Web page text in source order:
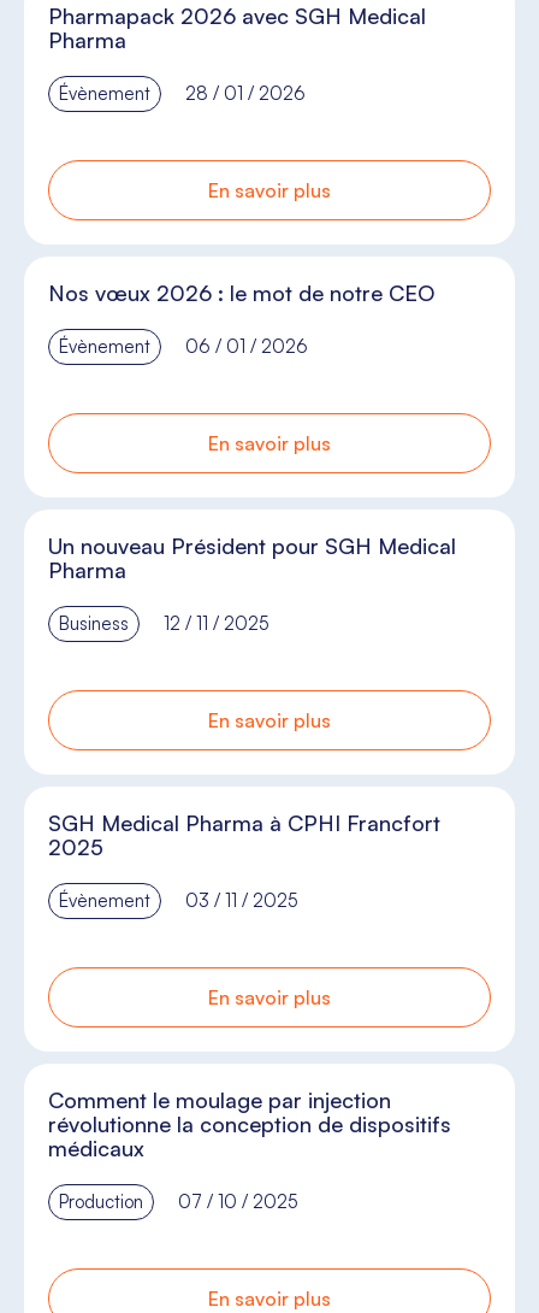
Pharmapack 2026 avec SGH Medical
Pharma
Évènement 28 / 01 / 2026
En savoir plus
Nos vœux 2026 : le mot de notre CEO
Évènement 06 / 01 / 2026
En savoir plus
Un nouveau Président pour SGH Medical
Pharma
Business 12 / 11 / 2025
En savoir plus
SGH Medical Pharma à CPHI Francfort
2025
Évènement 03 / 11 / 2025
En savoir plus
Comment le moulage par injection
révolutionne la conception de dispositifs
médicaux
Production 07 / 10 / 2025
En savoir plus